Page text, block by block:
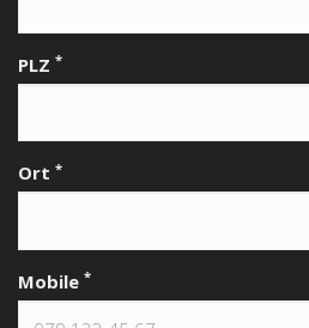
PLZ *
Ort *
Mobile *